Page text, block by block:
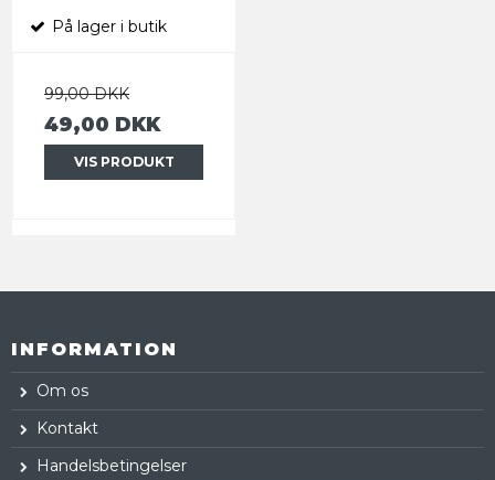
På lager i butik
99,00 DKK
49,00 DKK
VIS PRODUKT
INFORMATION
Om os
Kontakt
Handelsbetingelser